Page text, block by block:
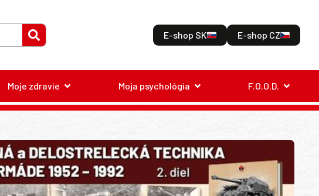
E-shop SK E-shop CZ
Moje zdravie Moja psychológia F.O.O.D.